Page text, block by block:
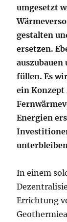
umgesetzt
gestalten
ersetzen.
füllen. Es
ein
Energien
In einem
Errichtung